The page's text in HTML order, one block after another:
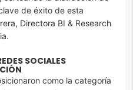
de éxito de esta
Directora BI & Research
SOCIALES
como la categoría